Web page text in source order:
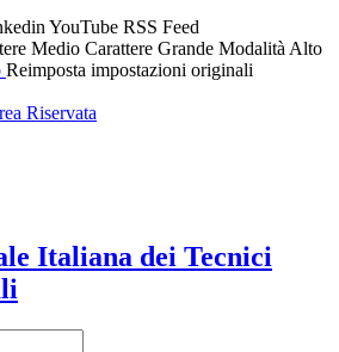
YouTube RSS Feed
Medio Carattere Grande Modalità Alto
Reimposta impostazioni originali
Riservata
Italiana dei Tecnici